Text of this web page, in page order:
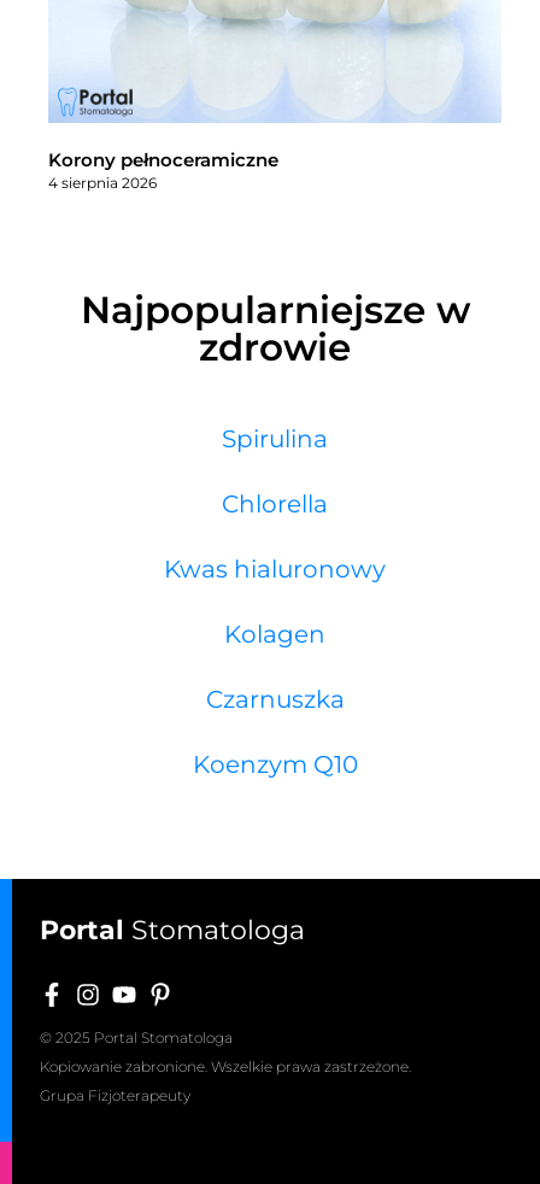
Korony pełnoceramiczne
4 sierpnia 2026
Najpopularniejsze w
zdrowie
Spirulina
Chlorella
Kwas hialuronowy
Kolagen
Czarnuszka
Koenzym Q10
Portal Stomatologa
© 2025 Portal Stomatologa
Kopiowanie zabronione. Wszelkie prawa zastrzeżone.
Grupa Fizjoterapeuty